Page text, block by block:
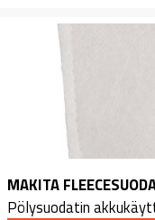
MAKITA
Pölysuodatin